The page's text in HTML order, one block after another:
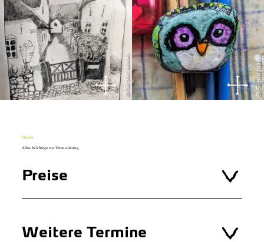
© Sigrid Jaacks © Sigrid Jaacks
Details
Alles Wichtige zur Veranstaltung
Preise
Weitere Termine